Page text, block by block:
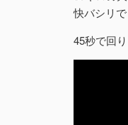
快バシリで
45秒で回